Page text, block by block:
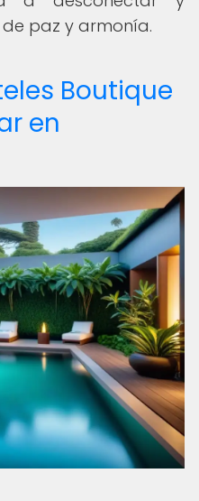
paz y armonía.
Boutique
en